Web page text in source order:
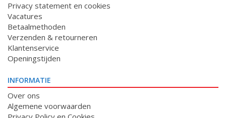
Privacy statement en cookies
Vacatures
Betaalmethoden
Verzenden & retourneren
Klantenservice
Openingstijden
INFORMATIE
Over ons
Algemene voorwaarden